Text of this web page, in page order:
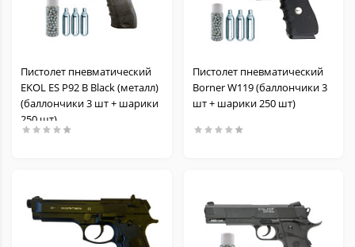
Пистолет пневматический
EKOL ES P92 B Black (металл)
(баллончики 3 шт + шарики
250 шт)
Пистолет пневматический
Borner W119 (баллончики 3
шт + шарики 250 шт)